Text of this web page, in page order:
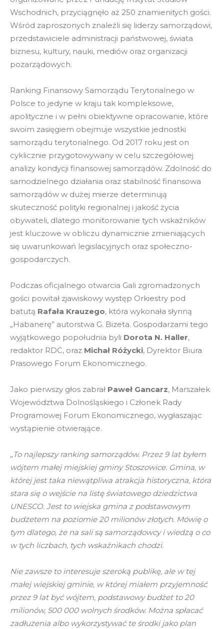
Wschodnich, przyciągnęło aż 250 znamienitych gości.
Wśród zaproszonych znaleźli się liderzy samorządowi,
przedstawiciele administracji państwowej, świata
biznesu, kultury, nauki, mediów oraz organizacji
pozarządowych.
Ranking Finansowy Samorządu Terytorialnego w
Polsce to jedyne w kraju tak kompleksowe,
apolityczne i w pełni obiektywne opracowanie, które
swoim zasięgiem obejmuje wszystkie jednostki
samorządu terytorialnego. Od 2017 roku jest on
cyklicznie przygotowywany w celu szczegółowej
analizy kondycji finansowej samorządów. Zdolność do
samodzielnego działania oraz stabilność finansowa
samorządów w dużej mierze determinują
skuteczność polityki regionalnej i jakość życia
obywateli, dlatego monitorowanie tych wskaźników
jest kluczowe w obliczu dynamicznie zmieniających
się uwarunkowań legislacyjnych oraz społeczno-
gospodarczych.
Podczas oficjalnego otwarcia Gali zgromadzonych
gości powitał zjawiskowy występ Orkiestry pod
batutą Rafała Krauzego, która wykonała słynną
„Habanerę” autorstwa G. Bizeta. Gospodarzami tego
wyjątkowego popołudnia byli Dorota N. Haller,
redaktor RDC, oraz Michał Różycki, Dyrektor Biura
Prasowego Forum Ekonomicznego.
Jako pierwszy głos zabrał Paweł Gancarz, Marszałek
Województwa Dolnośląskiego i Członek Rady
Programowej Forum Ekonomicznego, wygłaszając
wystąpienie otwierające.
„To najlepszy ranking samorządów. Przez 9 lat byłem
wójtem małej miejskiej gminy Stoszowice. Gmina, w
której jest taka niewątpliwa atrakcja historyczna, która
stara się o wejście na listę światowego dziedzictwa
UNESCO. Jest to wiejska gmina z podstawowym
budżetem na poziomie 20 milionów złotych. Mówię o
tym dlatego, że na sali są samorządowcy i wiedzą o co
w tych liczbach, tych wskaźnikach chodzi.
Nie zawsze to interesuje szeroką publikę, ale w tej
małej wiejskiej gminie, w której miałem przyjemność
przez 9 lat być wójtem, podstawowy budżet to 20
milionów, 500 000 wolnych środków. Można spłacać
zadłużenia albo wykorzystywać te środki jako plan